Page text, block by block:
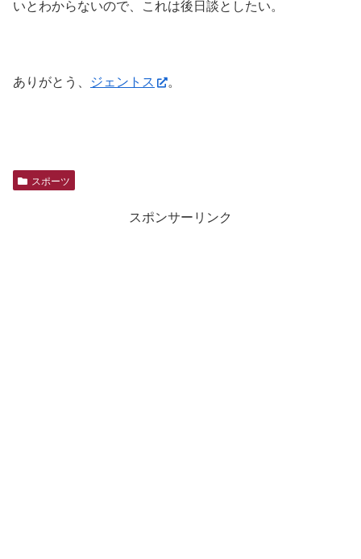
いとわからないので、これは後日談としたい。
ありがとう、 ジェントス 。
スポーツ
スポンサーリンク